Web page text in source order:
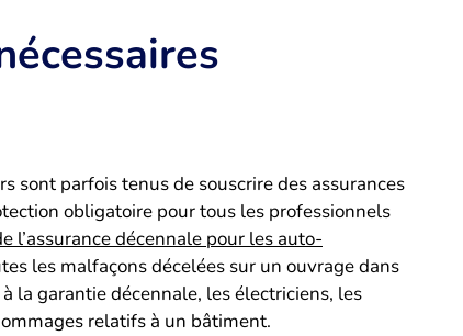
sont parfois tenus de souscrire des assurances
obligatoire pour tous les professionnels
l’assurance décennale pour les auto-
les malfaçons décelées sur un ouvrage dans
la garantie décennale, les électriciens, les
relatifs à un bâtiment.